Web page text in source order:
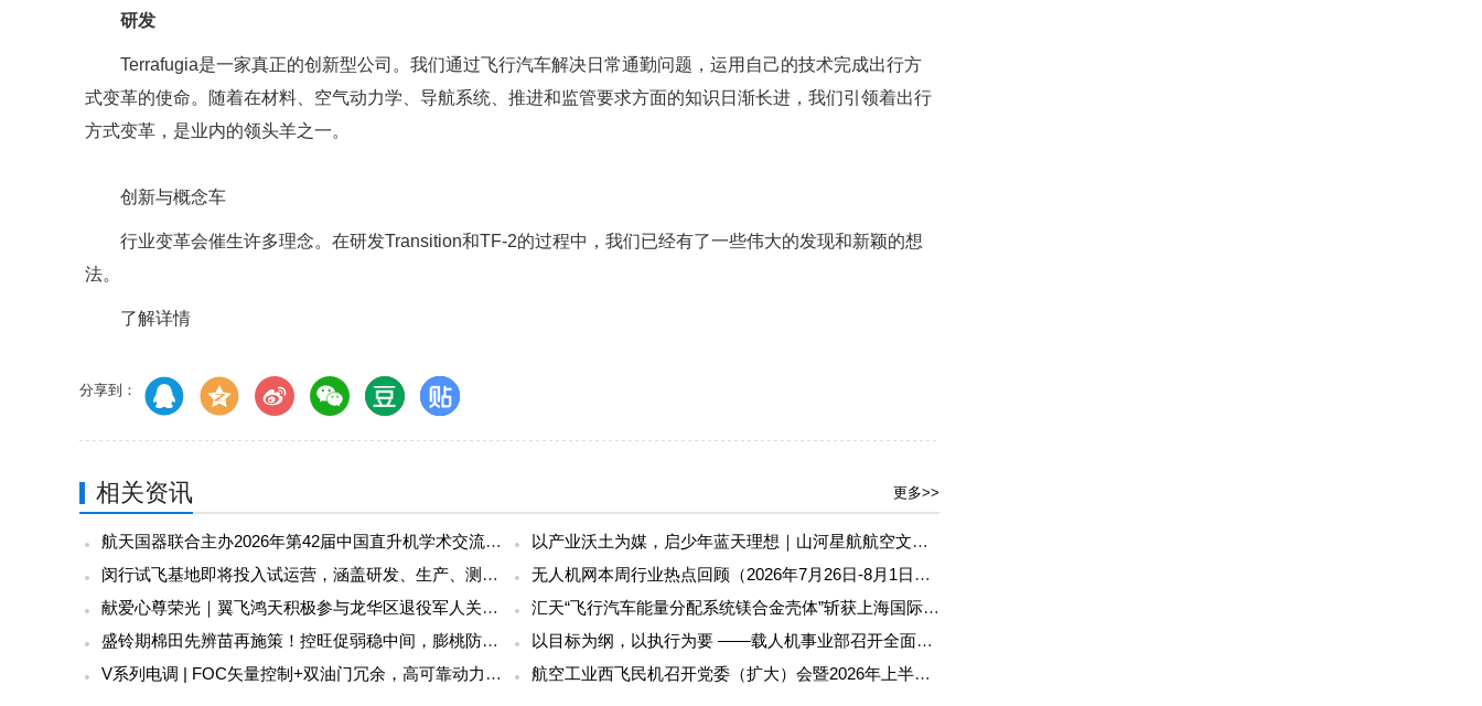
研发
Terrafugia是一家真正的创新型公司。我们通过飞行汽车解决日常通勤问题，运用自己的技术完成出行方
式变革的使命。随着在材料、空气动力学、导航系统、推进和监管要求方面的知识日渐长进，我们引领着出行
方式变革，是业内的领头羊之一。
创新与概念车
行业变革会催生许多理念。在研发Transition和TF-2的过程中，我们已经有了一些伟大的发现和新颖的想
法。
了解详情
分享到：
相关资讯 更多>>
航天国器联合主办2026年第42届中国直升机学术交流会
以产业沃土为媒，启少年蓝天理想｜山河星航航空文化体验进行中
闵行试飞基地即将投入试运营，涵盖研发、生产、测试等全链条丨低空应用
无人机网本周行业热点回顾（2026年7月26日-8月1日）
献爱心尊荣光｜翼飞鸿天积极参与龙华区退役军人关爱基金捐赠
汇天“飞行汽车能量分配系统镁合金壳体”斩获上海国际压铸展金奖铸件荣誉
盛铃期棉田先辨苗再施策！控旺促弱稳中间，膨桃防脱不跑偏
以目标为纲，以执行为要 ——载人机事业部召开全面贯彻公司半年度会议精神暨重点工作攻坚部署会
V系列电调 | FOC矢量控制+双油门冗余，高可靠动力中枢，赋能行业无人机稳定作业
航空工业西飞民机召开党委（扩大）会暨2026年上半年经营工作会